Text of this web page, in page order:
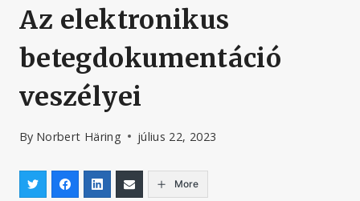
Az elektronikus
betegdokumentáció
veszélyei
By Norbert Häring július 22, 2023
More